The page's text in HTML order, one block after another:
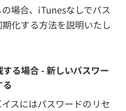
場合、iTunesなしでパス
化する方法を説明いたし
る場合 - 新しいパスワー
スにはパスワードのリセ